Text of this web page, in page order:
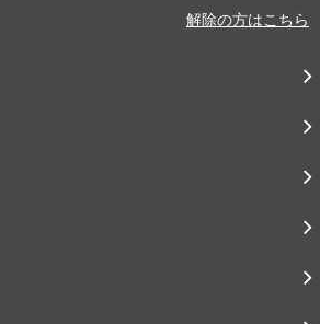
解除の方はこちら